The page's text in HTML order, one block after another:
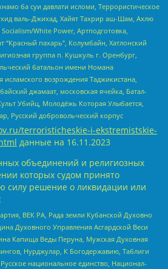
ба суи давлати исломи, Террористическое
валь-Джихад, Хайят Тахрир аш-Шам, Ахлю
White Power, Артподготовка,
“Красный пахарь”, Колумбайн, Хатлонский
группа п. Кушкуль г. Оренбург,
батальон имени Номана
возрождения Таджикистана,
джамаат, московская ячейка, Батал-
Убийц, Молодёжь Которая Улыбается,
Русский добровольческий корпус
terroristicheskie-i-ekstremistskie-
данные на 16.11.2023
объединений и религиозных
которых судом принято
силу решение о ликвидации или
ВЕК РА, Рада земли Кубанской Духовно
Духовного Управления Асгардской Веси
Капища Веды Перуна, Мужская Духовная
Нурджулар, К Богодержавию, Таблиги
национальное единство, Национал-